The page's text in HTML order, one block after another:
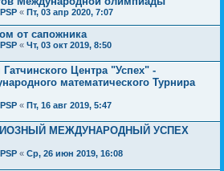
PSP « Пт, 03 апр 2020, 7:07
от сапожника
PSP « Чт, 03 окт 2019, 8:50
Центра "Успех" -
математического Турнира
PSP « Пт, 16 авг 2019, 5:47
МЕЖДУНАРОДНЫЙ УСПЕХ
PSP « Ср, 26 июн 2019, 16:08